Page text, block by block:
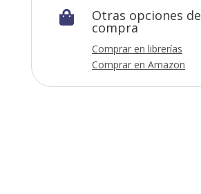
 Otras opciones de
compra
Comprar en librerías
Comprar en Amazon